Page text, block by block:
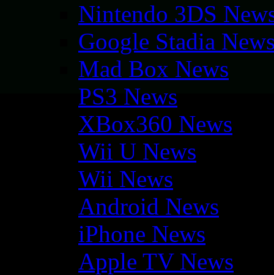
Nintendo 3DS
Google Stadia
Mad Box News
PS3 News
XBox360 News
Wii U News
Wii News
Android News
iPhone News
Apple TV News